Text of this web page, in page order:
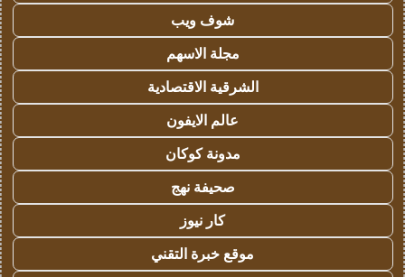
شوف ويب
مجلة الاسهم
الشرقية الاقتصادية
عالم الايفون
مدونة كوكان
صحيفة نهج
كار نيوز
موقع خبرة التقني